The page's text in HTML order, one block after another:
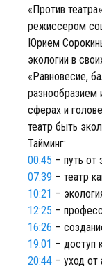
«Против
режиссером
Юрием
экологии в
«Равновесие,
сферах и
театр быть
Тайминг:
00:45 – путь от
07:39 – театр
10:21 –
12:25 –
16:26 –
19:01 – доступ
20:44 – уход от